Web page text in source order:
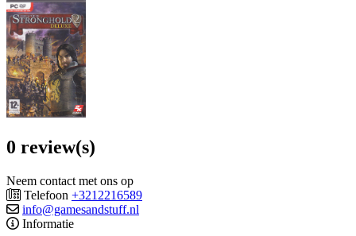
0 review(s)
Neem contact met ons op
Telefoon +3212216589
info@gamesandstuff.nl
Informatie